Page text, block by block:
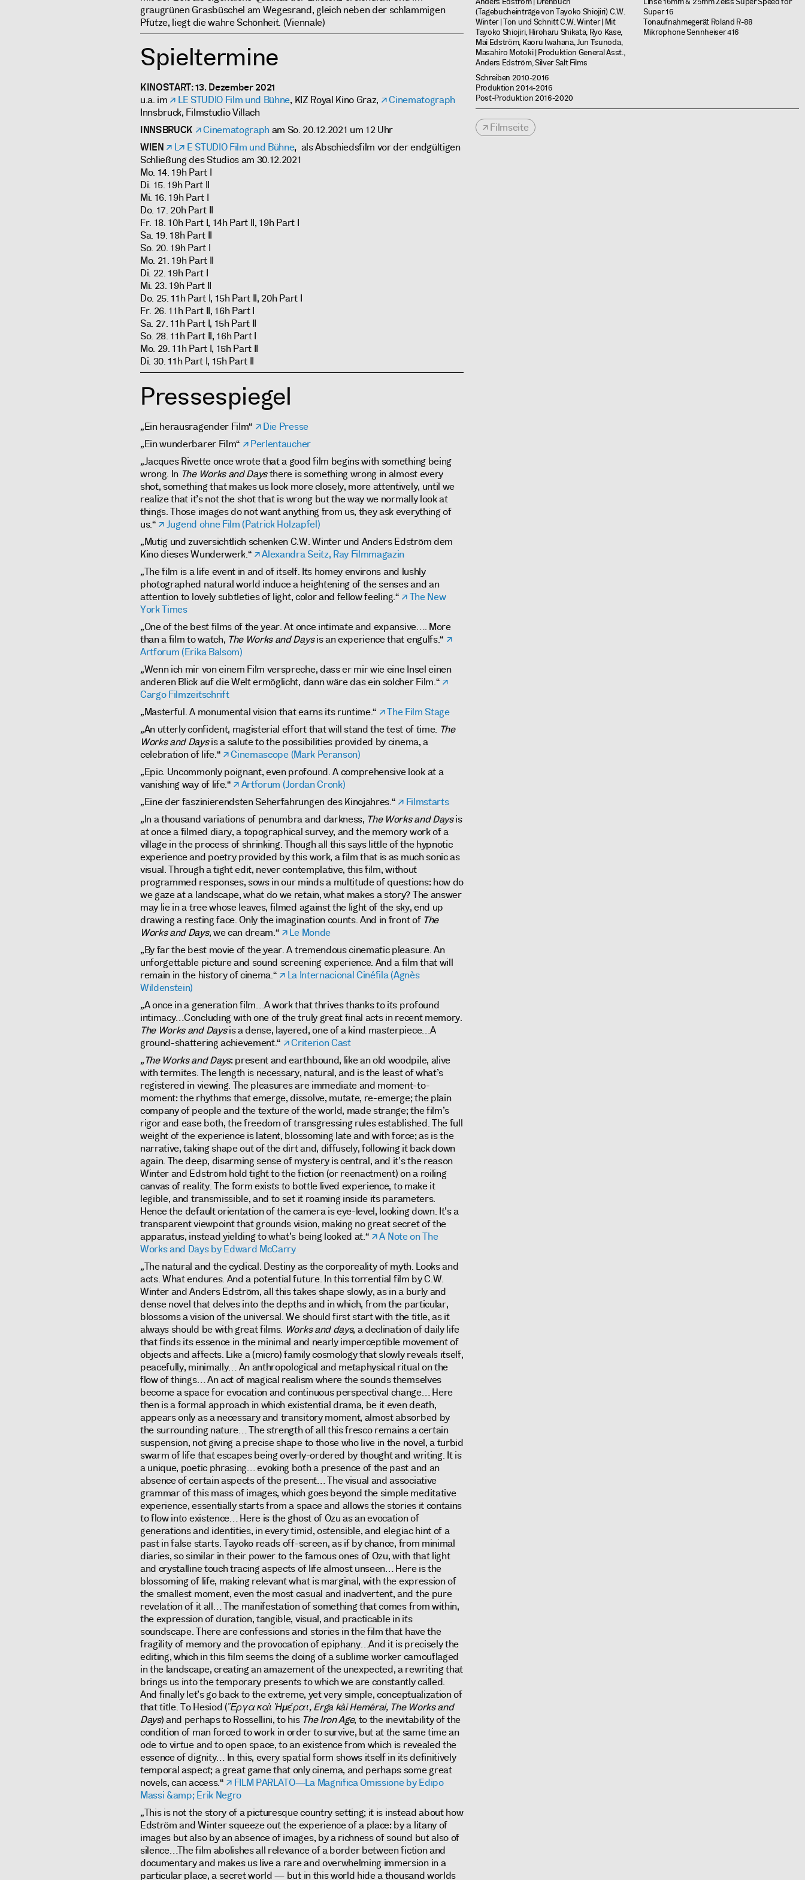
(Tagebucheinträge von Tayoko Shiojiri) C.W.
Winter | Ton und Schnitt C.W. Winter | Mit
Tayoko Shiojiri, Hiroharu Shikata, Ryo Kase,
Mai Edström, Kaoru Iwahana, Jun Tsunoda,
Masahiro Motoki | Produktion General Asst.,
Anders Edström, Silver Salt Films
Super 16
Tonaufnahmegerät Roland R-88
Mikrophone Sennheiser 416
Schreiben 2010-2016
Produktion 2014-2016
Post-Produktion 2016-2020
Filmseite
graugrünen Grasbüschel am Wegesrand, gleich neben der schlammigen
Pfütze, liegt die wahre Schönheit. (Viennale)
Spieltermine
KINOSTART: 13. Dezember 2021
u.a. im
LE STUDIO Film und Bühne, KIZ Royal Kino Graz,
Cinematograph
Innsbruck, Filmstudio Villach
INNSBRUCK
Cinematographam So. 20.12.2021 um 12 Uhr
WIEN
L E STUDIO Film und Bühne, als Abschiedsfilm vor der endgültigen
Schließung des Studios am 30.12.2021
Mo. 14. 19h Part I
Di. 15. 19h Part II
Mi. 16. 19h Part I
Do. 17. 20h Part II
Fr. 18. 10h Part I, 14h Part II, 19h Part I
Sa. 19. 18h Part II
So. 20. 19h Part I
Mo. 21. 19h Part II
Di. 22. 19h Part I
Mi. 23. 19h Part II
Do. 25. 11h Part I, 15h Part II, 20h Part I
Fr. 26. 11h Part II, 16h Part I
Sa. 27. 11h Part I, 15h Part II
So. 28. 11h Part II, 16h Part I
Mo. 29. 11h Part I, 15h Part II
Di. 30. 11h Part I, 15h Part II
Pressespiegel
„Ein herausragender Film“
Die Presse
„Ein wunderbarer Film“
Perlentaucher
„Jacques Rivette once wrote that a good film begins with something being
wrong. In The Works and Daysthere is something wrong in almost every
shot, something that makes us look more closely, more attentively, until we
realize that it’s not the shot that is wrong but the way we normally look at
things. Those images do not want anything from us, they ask everything of
us.“
Jugend ohne Film (Patrick Holzapfel)
„Mutig und zuversichtlich schenken C.W. Winter und Anders Edström dem
Kino dieses Wunderwerk.“
Alexandra Seitz, Ray Filmmagazin
„The film is a life event in and of itself. Its homey environs and lushly
photographed natural world induce a heightening of the senses and an
attention to lovely subtleties of light, color and fellow feeling.“
The New
York Times
„One of the best films of the year. At once intimate and expansive…. More
than a film to watch, The Works and Daysis an experience that engulfs.“
Artforum (Erika Balsom)
„Wenn ich mir von einem Film verspreche, dass er mir wie eine Insel einen
anderen Blick auf die Welt ermöglicht, dann wäre das ein solcher Film.“
Cargo Filmzeitschrift
„Masterful. A monumental vision that earns its runtime.“
The Film Stage
„An utterly confident, magisterial effort that will stand the test of time. The
Works and Daysis a salute to the possibilities provided by cinema, a
celebration of life.“
Cinemascope (Mark Peranson)
„Epic. Uncommonly poignant, even profound. A comprehensive look at a
vanishing way of life.“
Artforum (Jordan Cronk)
„Eine der faszinierendsten Seherfahrungen des Kinojahres.“
Filmstarts
„In a thousand variations of penumbra and darkness, The Works and Daysis
at once a filmed diary, a topographical survey, and the memory work of a
village in the process of shrinking. Though all this says little of the hypnotic
experience and poetry provided by this work, a film that is as much sonic as
visual. Through a tight edit, never contemplative, this film, without
programmed responses, sows in our minds a multitude of questions: how do
we gaze at a landscape, what do we retain, what makes a story? The answer
may lie in a tree whose leaves, filmed against the light of the sky, end up
drawing a resting face. Only the imagination counts. And in front of The
Works and Days, we can dream.“
Le Monde
„By far the best movie of the year. A tremendous cinematic pleasure. An
unforgettable picture and sound screening experience. And a film that will
remain in the history of cinema.“
La Internacional Cinéfila (Agnès
Wildenstein)
„A once in a generation film…A work that thrives thanks to its profound
intimacy…Concluding with one of the truly great final acts in recent memory.
The Works and Daysis a dense, layered, one of a kind masterpiece…A
ground-shattering achievement.“
Criterion Cast
„The Works and Days: present and earthbound, like an old woodpile, alive
with termites. The length is necessary, natural, and is the least of what’s
registered in viewing. The pleasures are immediate and moment-to-
moment: the rhythms that emerge, dissolve, mutate, re-emerge; the plain
company of people and the texture of the world, made strange; the film’s
rigor and ease both, the freedom of transgressing rules established. The full
weight of the experience is latent, blossoming late and with force; as is the
narrative, taking shape out of the dirt and, diffusely, following it back down
again. The deep, disarming sense of mystery is central, and it’s the reason
Winter and Edström hold tight to the fiction (or reenactment) on a roiling
canvas of reality. The form exists to bottle lived experience, to make it
legible, and transmissible, and to set it roaming inside its parameters.
Hence the default orientation of the camera is eye-level, looking down. It’s a
transparent viewpoint that grounds vision, making no great secret of the
apparatus, instead yielding to what’s being looked at.“
A Note on The
Works and Days by Edward McCarry
„The natural and the cyclical. Destiny as the corporeality of myth. Looks and
acts. What endures. And a potential future. In this torrential film by C.W.
Winter and Anders Edström, all this takes shape slowly, as in a burly and
dense novel that delves into the depths and in which, from the particular,
blossoms a vision of the universal. We should first start with the title, as it
always should be with great films. Works and days, a declination of daily life
that finds its essence in the minimal and nearly imperceptible movement of
objects and affects. Like a (micro) family cosmology that slowly reveals itself,
peacefully, minimally… An anthropological and metaphysical ritual on the
flow of things… An act of magical realism where the sounds themselves
become a space for evocation and continuous perspectival change… Here
then is a formal approach in which existential drama, be it even death,
appears only as a necessary and transitory moment, almost absorbed by
the surrounding nature… The strength of all this fresco remains a certain
suspension, not giving a precise shape to those who live in the novel, a turbid
swarm of life that escapes being overly-ordered by thought and writing. It is
a unique, poetic phrasing… evoking both a presence of the past and an
absence of certain aspects of the present… The visual and associative
grammar of this mass of images, which goes beyond the simple meditative
experience, essentially starts from a space and allows the stories it contains
to flow into existence… Here is the ghost of Ozu as an evocation of
generations and identities, in every timid, ostensible, and elegiac hint of a
past in false starts. Tayoko reads off-screen, as if by chance, from minimal
diaries, so similar in their power to the famous ones of Ozu, with that light
and crystalline touch tracing aspects of life almost unseen… Here is the
blossoming of life, making relevant what is marginal, with the expression of
the smallest moment, even the most casual and inadvertent, and the pure
revelation of it all… The manifestation of something that comes from within,
the expression of duration, tangible, visual, and practicable in its
soundscape. There are confessions and stories in the film that have the
fragility of memory and the provocation of epiphany…And it is precisely the
editing, which in this film seems the doing of a sublime worker camouflaged
in the landscape, creating an amazement of the unexpected, a rewriting that
brings us into the temporary presents to which we are constantly called.
And finally let’s go back to the extreme, yet very simple, conceptualization of
that title. To Hesiod (Ἔργα καὶ Ἡμέραι, Erga kài Hemérai, The Works and
Days) and perhaps to Rossellini, to his The Iron Age, to the inevitability of the
condition of man forced to work in order to survive, but at the same time an
ode to virtue and to open space, to an existence from which is revealed the
essence of dignity… In this, every spatial form shows itself in its definitively
temporal aspect; a great game that only cinema, and perhaps some great
novels, can access.“
FILM PARLATO—La Magnifica Omissione by Edipo
Massi &amp; Erik Negro
„This is not the story of a picturesque country setting; it is instead about how
Edström and Winter squeeze out the experience of a place: by a litany of ​​
images but also by an absence of images, by a richness of sound but also of
silence…The film abolishes all relevance of a border between fiction and
documentary and makes us live a rare and overwhelming immersion in a
particular place, a secret world — but in this world hide a thousand worlds